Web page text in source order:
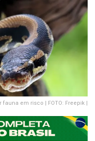
em risco | FOTO: Freepik |